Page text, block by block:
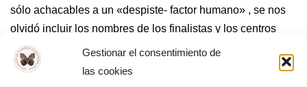
Gestionar el consentimiento de
las cookies
sólo achacables a un «despiste- factor humano» , se nos
olvidó incluir los nombres de los finalistas y los centros
educativos . En el siguiente enlace de abajo (=»Relación
de finalistas»)…
Leer más »